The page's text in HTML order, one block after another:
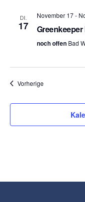
DI.
17
November 17-
noch offen Bad
VorherigeVeranstaltungen